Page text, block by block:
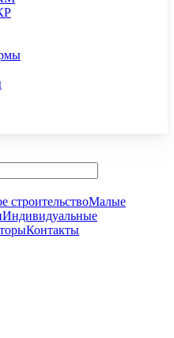
строительствоМалые
Индивидуальные
Контакты